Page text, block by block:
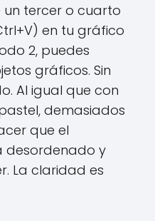
tercer o cuarto
en tu gráfico
2, puedes
gráficos. Sin
Al igual que con
demasiados
que el
desordenado y
La claridad es